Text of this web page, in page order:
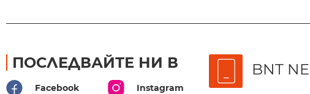
ПОСЛЕДВАЙТЕ НИ В
Facebook Instagram
BNT